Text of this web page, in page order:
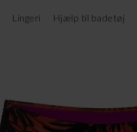
Lingeri Hjælp til badetøj